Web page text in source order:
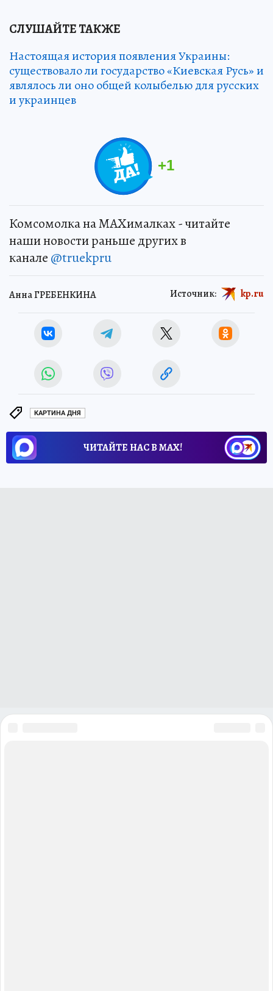
СЛУШАЙТЕ ТАКЖЕ
Настоящая история появления Украины:
существовало ли государство «Киевская Русь» и
являлось ли оно общей колыбелью для русских
и украинцев
+1
Комсомолка на MAXималках - читайте
наши новости раньше других в
канале @truekpru
Анна ГРЕБЕНКИНА Источник: kp.ru
КАРТИНА ДНЯ
ЧИТАЙТЕ НАС В МАХ!